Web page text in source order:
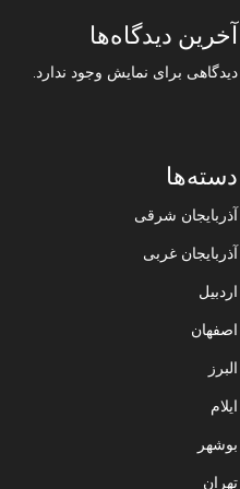
آخرین دیدگاه‌ها
دیدگاهی برای نمایش وجود ندارد.
دسته‌ها
آذربایجان شرقی
آذربایجان غربی
اردبیل
اصفهان
البرز
ایلام
بوشهر
تهران